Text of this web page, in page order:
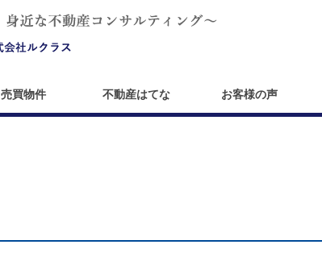
売買物件 不動産はてな お客様の声